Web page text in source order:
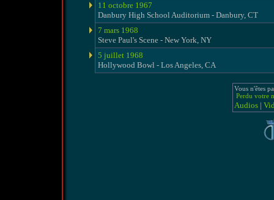
11 octobre 1967
Danbury High School Auditorium - Danbury, CT
7 mars 1968
Steve Paul's Scene - New York, NY
5 juillet 1968
Hollywood Bowl - Los Angeles, CA
Vous n'êtes
Perdu votre
Audios|